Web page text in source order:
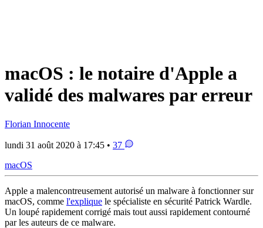
macOS : le notaire d'Apple a
validé des malwares par erreur
Florian Innocente
lundi 31 août 2020 à 17:45 • 37
macOS
Apple a malencontreusement autorisé un malware à fonctionner sur
macOS, comme l'explique le spécialiste en sécurité Patrick Wardle.
Un loupé rapidement corrigé mais tout aussi rapidement contourné
par les auteurs de ce malware.